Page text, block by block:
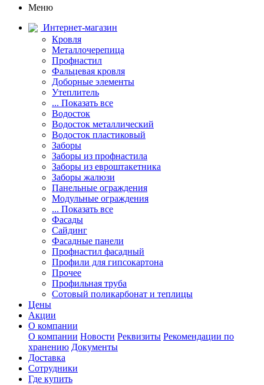
Меню
Интернет-магазин
Кровля
Металлочерепица
Профнастил
Фальцевая кровля
Доборные элементы
Утеплитель
... Показать все
Водосток
Водосток металлический
Водосток пластиковый
Заборы
Заборы из профнастила
Заборы из евроштакетника
Заборы жалюзи
Панельные ограждения
Модульные ограждения
... Показать все
Фасады
Сайдинг
Фасадные панели
Профнастил фасадный
Профили для гипсокартона
Прочее
Профильная труба
Сотовый поликарбонат и теплицы
Цены
Акции
О компании
О компании Новости Реквизиты Рекомендации по
хранению Документы
Доставка
Сотрудники
Где купить